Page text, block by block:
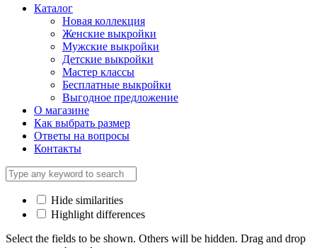
Каталог
Новая коллекция
Женские выкройки
Мужские выкройки
Детские выкройки
Мастер классы
Бесплатные выкройки
Выгодное предложение
О магазине
Как выбрать размер
Ответы на вопросы
Контакты
Hide similarities
Highlight differences
Select the fields to be shown. Others will be hidden. Drag and drop